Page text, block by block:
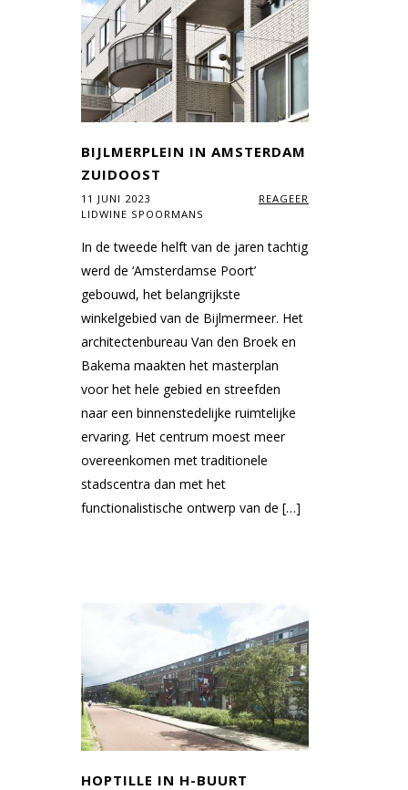
BIJLMERPLEIN IN AMSTERDAM
ZUIDOOST
11 JUNI 2023
REAGEER
LIDWINE SPOORMANS
In de tweede helft van de jaren tachtig
werd de ‘Amsterdamse Poort’
gebouwd, het belangrijkste
winkelgebied van de Bijlmermeer. Het
architectenbureau Van den Broek en
Bakema maakten het masterplan
voor het hele gebied en streefden
naar een binnenstedelijke ruimtelijke
ervaring. Het centrum moest meer
overeenkomen met traditionele
stadscentra dan met het
functionalistische ontwerp van de […]
HOPTILLE IN H-BUURT